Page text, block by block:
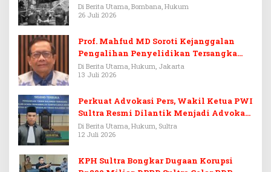
Di Berita Utama, Bombana, Hukum
26 Juli 2026
Prof. Mahfud MD Soroti Kejanggalan
Pengalihan Penyelidikan Tersangka
Febrie Adriansyah
Di Berita Utama, Hukum, Jakarta
13 Juli 2026
Perkuat Advokasi Pers, Wakil Ketua PWI
Sultra Resmi Dilantik Menjadi Advokat
PERADI
Di Berita Utama, Hukum, Sultra
12 Juli 2026
KPH Sultra Bongkar Dugaan Korupsi